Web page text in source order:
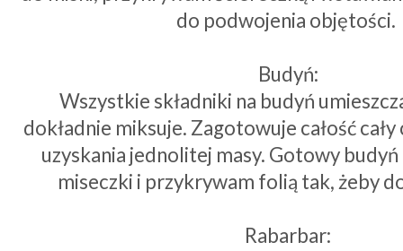
do podwojenia objętości.
Budyń:
Wszystkie składniki na budyń
dokładnie miksuje. Zagotowuje całość cały
uzyskania jednolitej masy. Gotowy
miseczki i przykrywam folią tak, żeby
Rabarbar: